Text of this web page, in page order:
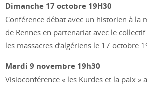
Dimanche 17 octobre 19H30
Conférence débat avec un historien à la
de Rennes en partenariat avec le
les massacres d’algériens le 17 octobre
Mardi 9 novembre 19h30
Visioconférence « les Kurdes et la paix »